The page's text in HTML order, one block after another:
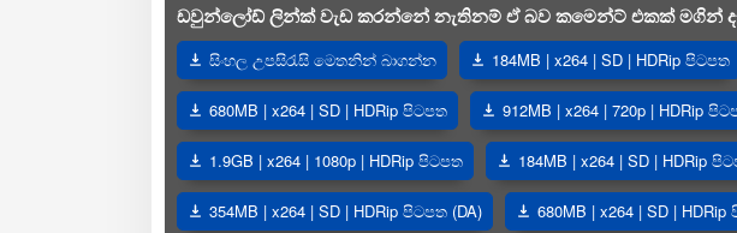
ඩවුන්ලෝඩ් ලින්ක් වැඩ කරන්නේ නැතිනම් ඒ බව කමෙන්ට් එකක් මගින්
සිංහල උපසිරැසි මෙතනින් බාගන්න 184MB | x264 | SD | HDRip පිටපත
680MB | x264 | SD | HDRip පිටපත 912MB | x264 | 720p | HDRip
1.9GB | x264 | 1080p | HDRip පිටපත 184MB | x264 | SD | HDRip
354MB | x264 | SD | HDRip පිටපත (DA) 680MB | x264 | SD |